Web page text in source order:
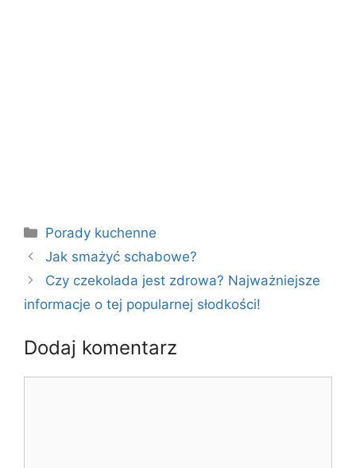
Kategorie
Porady kuchenne
Jak smażyć schabowe?
Czy czekolada jest zdrowa? Najważniejsze
informacje o tej popularnej słodkości!
Dodaj komentarz